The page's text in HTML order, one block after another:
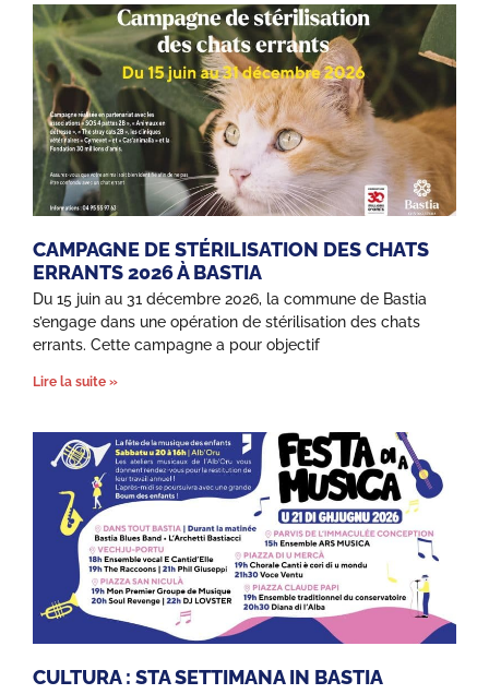
CAMPAGNE DE STÉRILISATION DES CHATS
ERRANTS 2026 À BASTIA
Du 15 juin au 31 décembre 2026, la commune de Bastia
s’engage dans une opération de stérilisation des chats
errants. Cette campagne a pour objectif
Lire la suite »
CULTURA : STA SETTIMANA IN BASTIA